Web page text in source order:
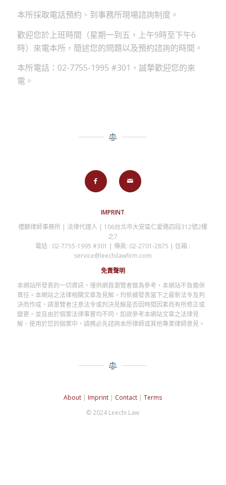
本所採取電話預約、到事務所現場諮詢制度。
歡迎您於上班時間（星期一到五，上午9時至下午6
時）來電本所，簡述您的問題以及預約諮詢的時間。
本所電話：02-7755-1995 #301，誠摯歡迎您的來
電。
IMPRINT
禮麒律師事務所 | 法律代理人 | 106台北市大安區仁愛路四段312號2樓
之7
電話 : 02-7755-1995 #301 | 傳眞: 02-2701-2875 | 信箱 :
service@leechilawfirm.com
免責聲明
本網站所發表的一切資訊，僅供網頁瀏覽者做為參考，本網站不負擔保
責任。本網站之法律相關文章及見解，均依據發表當下之最新法令及判
決而作成，請瀏覽者注意法令或判決見解是否因時間因素而有所修正或
變更。並且由於個案法律事實均不同，如欲參考本網站文章之法律見
解、使用於您的個案中，請務必先諮詢本所律師或其他專業律師意見。
About | Imprint | Contact |Terms
© 2024 Leechi Law